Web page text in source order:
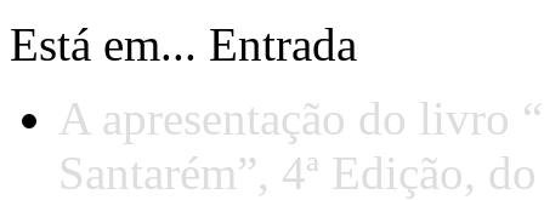
Está em... Entrada
A apresentação do livro
Santarém”, 4ª Edição,